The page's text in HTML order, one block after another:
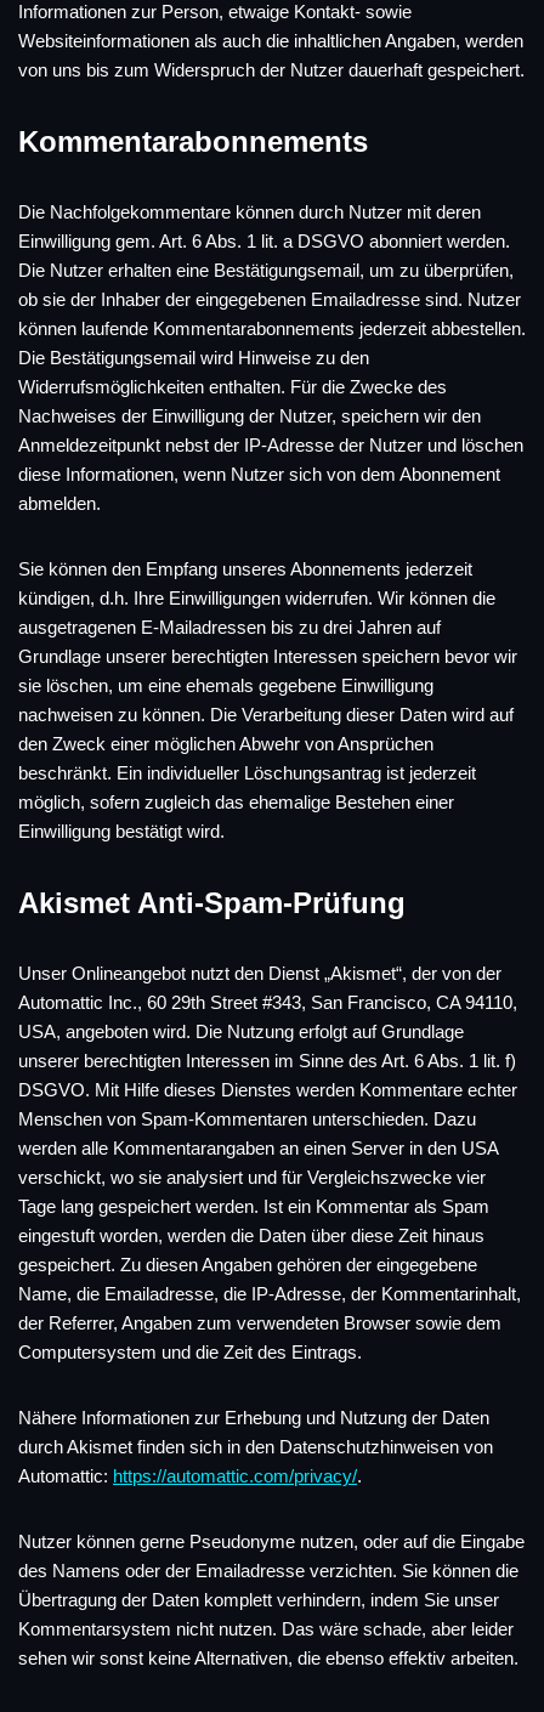
Informationen zur Person, etwaige Kontakt- sowie
Websiteinformationen als auch die inhaltlichen Angaben, werden
von uns bis zum Widerspruch der Nutzer dauerhaft gespeichert.
Kommentarabonnements
Die Nachfolgekommentare können durch Nutzer mit deren
Einwilligung gem. Art. 6 Abs. 1 lit. a DSGVO abonniert werden.
Die Nutzer erhalten eine Bestätigungsemail, um zu überprüfen,
ob sie der Inhaber der eingegebenen Emailadresse sind. Nutzer
können laufende Kommentarabonnements jederzeit abbestellen.
Die Bestätigungsemail wird Hinweise zu den
Widerrufsmöglichkeiten enthalten. Für die Zwecke des
Nachweises der Einwilligung der Nutzer, speichern wir den
Anmeldezeitpunkt nebst der IP-Adresse der Nutzer und löschen
diese Informationen, wenn Nutzer sich von dem Abonnement
abmelden.
Sie können den Empfang unseres Abonnements jederzeit
kündigen, d.h. Ihre Einwilligungen widerrufen. Wir können die
ausgetragenen E-Mailadressen bis zu drei Jahren auf
Grundlage unserer berechtigten Interessen speichern bevor wir
sie löschen, um eine ehemals gegebene Einwilligung
nachweisen zu können. Die Verarbeitung dieser Daten wird auf
den Zweck einer möglichen Abwehr von Ansprüchen
beschränkt. Ein individueller Löschungsantrag ist jederzeit
möglich, sofern zugleich das ehemalige Bestehen einer
Einwilligung bestätigt wird.
Akismet Anti-Spam-Prüfung
Unser Onlineangebot nutzt den Dienst „Akismet“, der von der
Automattic Inc., 60 29th Street #343, San Francisco, CA 94110,
USA, angeboten wird. Die Nutzung erfolgt auf Grundlage
unserer berechtigten Interessen im Sinne des Art. 6 Abs. 1 lit. f)
DSGVO. Mit Hilfe dieses Dienstes werden Kommentare echter
Menschen von Spam-Kommentaren unterschieden. Dazu
werden alle Kommentarangaben an einen Server in den USA
verschickt, wo sie analysiert und für Vergleichszwecke vier
Tage lang gespeichert werden. Ist ein Kommentar als Spam
eingestuft worden, werden die Daten über diese Zeit hinaus
gespeichert. Zu diesen Angaben gehören der eingegebene
Name, die Emailadresse, die IP-Adresse, der Kommentarinhalt,
der Referrer, Angaben zum verwendeten Browser sowie dem
Computersystem und die Zeit des Eintrags.
Nähere Informationen zur Erhebung und Nutzung der Daten
durch Akismet finden sich in den Datenschutzhinweisen von
Automattic: https://automattic.com/privacy/.
Nutzer können gerne Pseudonyme nutzen, oder auf die Eingabe
des Namens oder der Emailadresse verzichten. Sie können die
Übertragung der Daten komplett verhindern, indem Sie unser
Kommentarsystem nicht nutzen. Das wäre schade, aber leider
sehen wir sonst keine Alternativen, die ebenso effektiv arbeiten.